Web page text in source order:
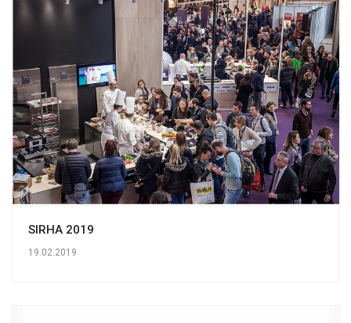
SIRHA 2019
19.02.2019